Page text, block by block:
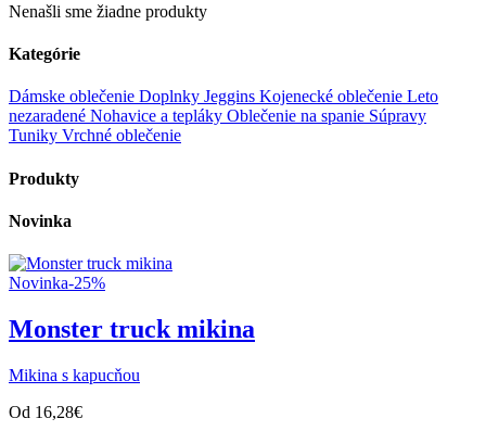
Nenašli sme žiadne produkty
Kategórie
Dámske oblečenie Doplnky Jeggins Kojenecké oblečenie Leto
nezaradené Nohavice a tepláky Oblečenie na spanie Súpravy
Tuniky Vrchné oblečenie
Produkty
Novinka
Novinka-25%
Monster truck mikina
Mikina s kapucňou
Od 16,28€